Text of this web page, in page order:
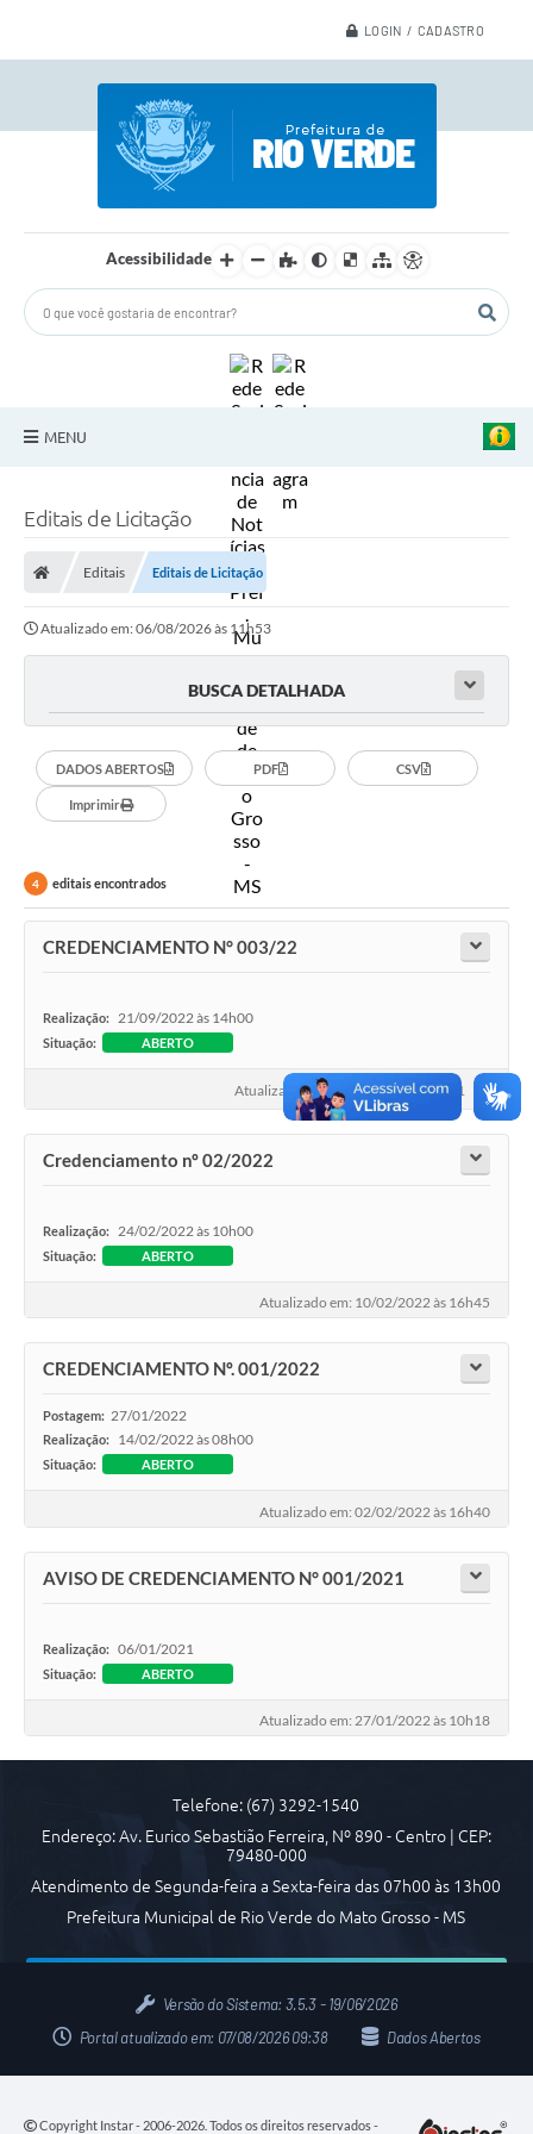
LOGIN / CADASTRO
Acessibilidade
MENU
Diário Oficial
Sala do Empreendedor
Transparência RPPS
Governança
Legislação
LGPD - Lei Geral de Proteção de Dados
Conselhos Municipais
Contato
Galeria de Fotos
Contratos
Governo do Estado do Mato Grosso do Sul
Carta de Serviços
Turismo
Obras
Links
Serviços Online
Telefones Úteis
Editais de Licitação
Editais Editais de Licitação
Atualizado em: 06/08/2026 às 11h53
BUSCA DETALHADA
DADOS ABERTOS PDF CSV
Imprimir
4 editais encontrados
CREDENCIAMENTO N° 003/22
Realização: 21/09/2022 às 14h00
Situação: ABERTO
Atualizado em: 05/09/2022 às 17h11
Credenciamento nº 02/2022
Realização: 24/02/2022 às 10h00
Situação: ABERTO
Atualizado em: 10/02/2022 às 16h45
CREDENCIAMENTO Nº. 001/2022
Postagem: 27/01/2022
Realização: 14/02/2022 às 08h00
Situação: ABERTO
Atualizado em: 02/02/2022 às 16h40
AVISO DE CREDENCIAMENTO N° 001/2021
Realização: 06/01/2021
Situação: ABERTO
Atualizado em: 27/01/2022 às 10h18
Telefone: (67) 3292-1540
Endereço: Av. Eurico Sebastião Ferreira, Nº 890 - Centro | CEP:
79480-000
Atendimento de Segunda-feira a Sexta-feira das 07h00 às 13h00
Prefeitura Municipal de Rio Verde do Mato Grosso - MS
Versão do Sistema: 3.5.3 - 19/06/2026
Portal atualizado em: 07/08/2026 09:38 Dados Abertos
Copyright Instar - 2006-2026. Todos os direitos reservados -